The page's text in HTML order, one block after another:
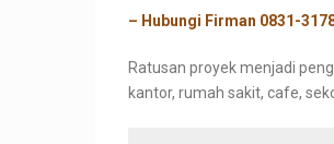
– Hubungi Firman 0831-
Ratusan proyek menjadi
kantor, rumah sakit, cafe,